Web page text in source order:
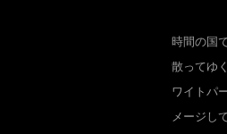
時間の国
散ってゆ
ワイトパ
メージし